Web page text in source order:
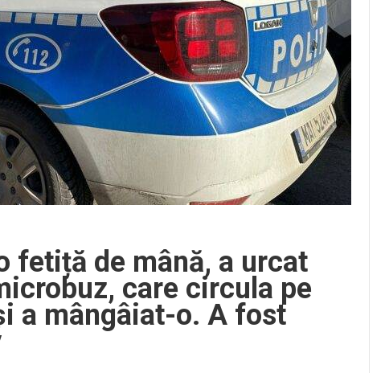
fetiță de mână, a urcat
care circula pe
a mângâiat-o. A fost